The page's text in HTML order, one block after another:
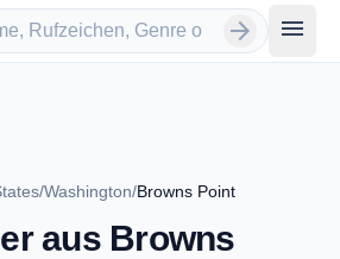
arrow_forward menu
/Washington/Browns Point
aus Browns